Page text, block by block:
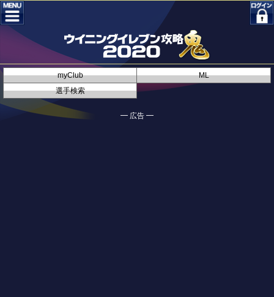
myClub
ML
選手検索
━ 広告 ━